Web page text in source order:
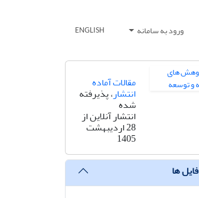
ورود به سامانه ENGLISH
مقالات آماده
انتشار، پذیرفته
شده
انتشار آنلاین از
28 اردیبهشت
1405
فایل ها